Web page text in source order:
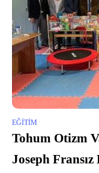
EĞITIM
Tohum Otizm
Joseph